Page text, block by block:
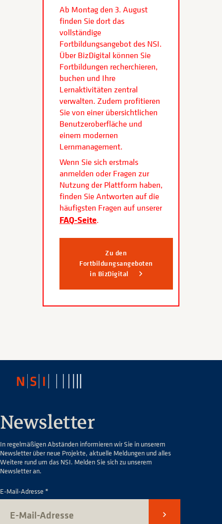
Ab Montag den 3. August
finden Sie dort das
vollständige
Fortbildungsangebot des NSI.
Über BizDigital können Sie
Fortbildungen recherchieren,
buchen und Ihre
Lernaktivitäten zentral
verwalten. Zudem profitieren
Sie von einer übersichtlichen
Benutzeroberfläche und
einem modernen
Lernmanagement.
Wenn Sie sich erstmals
anmelden oder Fragen zur
Nutzung der Plattform haben,
finden Sie Antworten auf die
häufigsten Fragen auf unserer
FAQ-Seite.
Zu den
Fortbildungsangeboten
in BizDigital
Newsletter
In regelmäßigen Abständen informieren wir Sie in unserem
Newsletter über neue Projekte, aktuelle Meldungen und alles
Weitere rund um das NSI. Melden Sie sich zu unserem
Newsletter an.
E-Mail-Adresse *
Senden